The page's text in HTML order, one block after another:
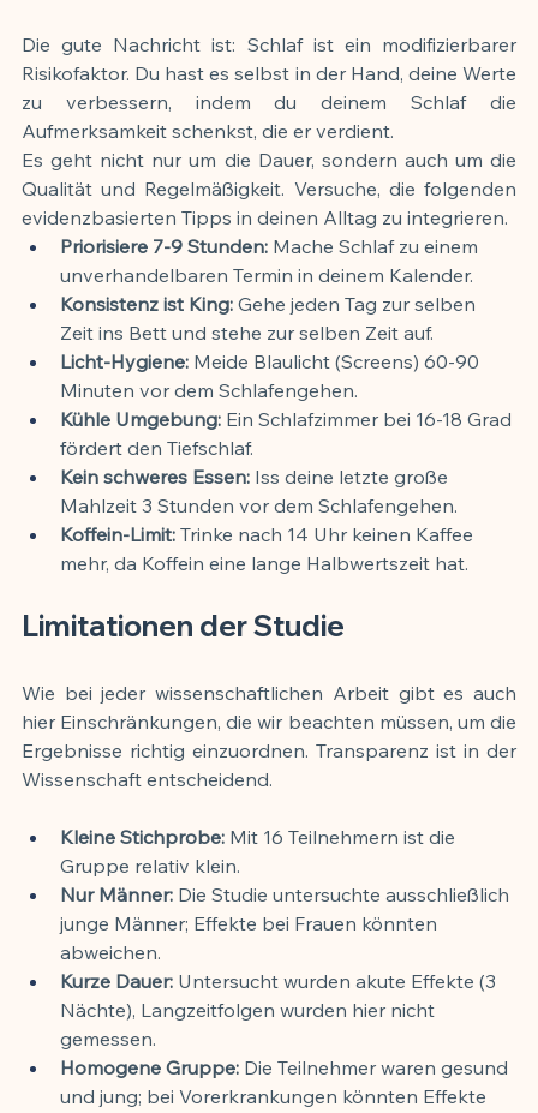
Die gute Nachricht ist: Schlaf ist ein modifizierbarer
Risikofaktor. Du hast es selbst in der Hand, deine Werte
zu verbessern, indem du deinem Schlaf die
Aufmerksamkeit schenkst, die er verdient.
Es geht nicht nur um die Dauer, sondern auch um die
Qualität und Regelmäßigkeit. Versuche, die folgenden
evidenzbasierten Tipps in deinen Alltag zu integrieren.
Priorisiere 7-9 Stunden: Mache Schlaf zu einem
unverhandelbaren Termin in deinem Kalender.
Konsistenz ist King: Gehe jeden Tag zur selben
Zeit ins Bett und stehe zur selben Zeit auf.
Licht-Hygiene: Meide Blaulicht (Screens) 60-90
Minuten vor dem Schlafengehen.
Kühle Umgebung: Ein Schlafzimmer bei 16-18 Grad
fördert den Tiefschlaf.
Kein schweres Essen: Iss deine letzte große
Mahlzeit 3 Stunden vor dem Schlafengehen.
Koffein-Limit: Trinke nach 14 Uhr keinen Kaffee
mehr, da Koffein eine lange Halbwertszeit hat.
Limitationen der Studie
Wie bei jeder wissenschaftlichen Arbeit gibt es auch
hier Einschränkungen, die wir beachten müssen, um die
Ergebnisse richtig einzuordnen. Transparenz ist in der
Wissenschaft entscheidend.
Kleine Stichprobe: Mit 16 Teilnehmern ist die
Gruppe relativ klein.
Nur Männer: Die Studie untersuchte ausschließlich
junge Männer; Effekte bei Frauen könnten
abweichen.
Kurze Dauer: Untersucht wurden akute Effekte (3
Nächte), Langzeitfolgen wurden hier nicht
gemessen.
Homogene Gruppe: Die Teilnehmer waren gesund
und jung; bei Vorerkrankungen könnten Effekte